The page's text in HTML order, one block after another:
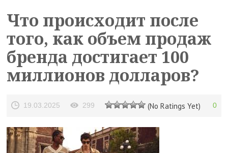
Что происходит после
того, как объем продаж
бренда достигает 100
миллионов долларов?
19.03.2025 299 (No Ratings Yet) 0